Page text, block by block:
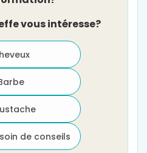
vous intéresse?
de conseils